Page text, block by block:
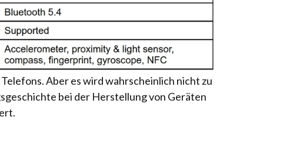
Aber es wird wahrscheinlich nicht zu
bei der Herstellung von Geräten